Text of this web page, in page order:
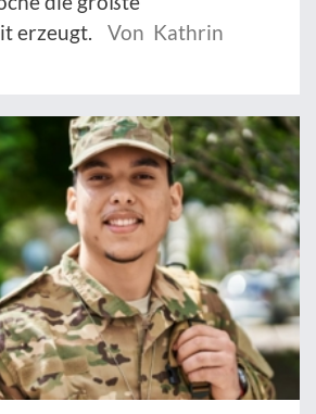
erzeugt.
Von Kathrin